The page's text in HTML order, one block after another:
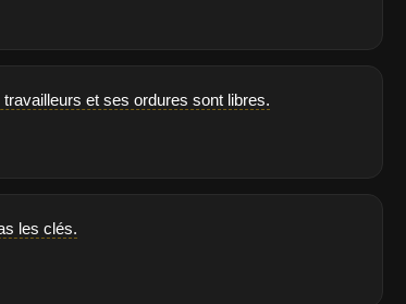
et ses ordures sont libres.
les clés.